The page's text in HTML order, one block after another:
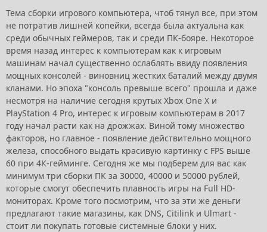
Тема сборки игрового компьютера, чтоб тянул все, при этом
не потратив лишней копейки, всегда была актуальна как
среди обычных геймеров, так и среди ПК-бояре. Некоторое
время назад интерес к компьютерам как к игровым
машинам начал существенно ослаблять ввиду появления
мощных консолей - виновниц жестких баталий между двумя
кланами. Но эпоха "консоль превыше всего" прошла и даже
несмотря на наличие сегодня крутых Xbox One X и
PlayStation 4 Pro, интерес к игровым компьютерам в 2017
году начал расти как на дрожжах. Виной тому множество
факторов, но главное - появление действительно мощного
железа, способного выдать красивую картинку с FPS выше
60 при 4К-гейминге. Сегодня же мы подберем для вас как
минимум три сборки ПК за 30000, 40000 и 50000 рублей,
которые смогут обеспечить плавность игры на Full HD-
мониторах. Кроме того посмотрим, что за эти же деньги
предлагают такие магазины, как DNS, Citilink и Ulmart -
стоит ли покупать готовые системные блоки у них.